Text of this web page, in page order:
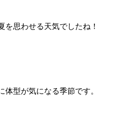
を思わせる天気でしたね！
型が気になる季節です。